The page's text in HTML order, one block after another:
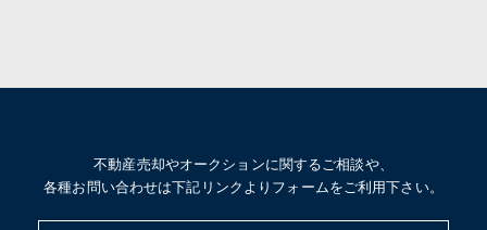
不動産売却やオークションに関するご相談や、
各種お問い合わせは下記リンクよりフォームをご利用下さい。